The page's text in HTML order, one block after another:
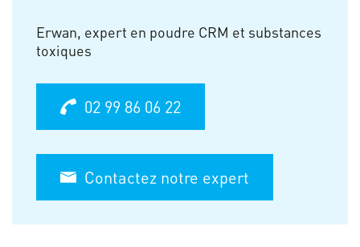
Erwan, expert en poudre CRM et substances
toxiques
02 99 86 06 22
Contactez notre expert